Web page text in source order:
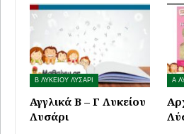
Β ΛΥΚΕΙΟΥ ΛΥΣΑΡΙ
Αγγλικά Β – Γ Λυκείου
Λυσάρι
Α